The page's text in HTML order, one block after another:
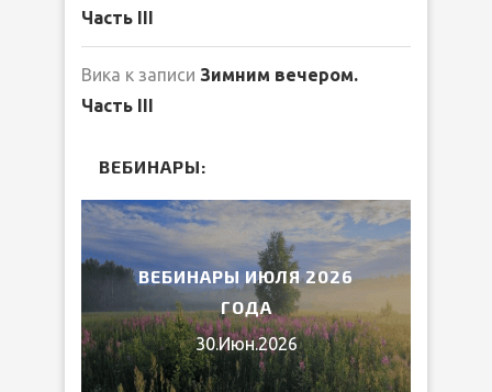
Часть III
Вика к записи Зимним вечером.
Часть III
ВЕБИНАРЫ:
ВЕБИНАРЫ ИЮЛЯ 2026
ГОДА
30.Июн.2026